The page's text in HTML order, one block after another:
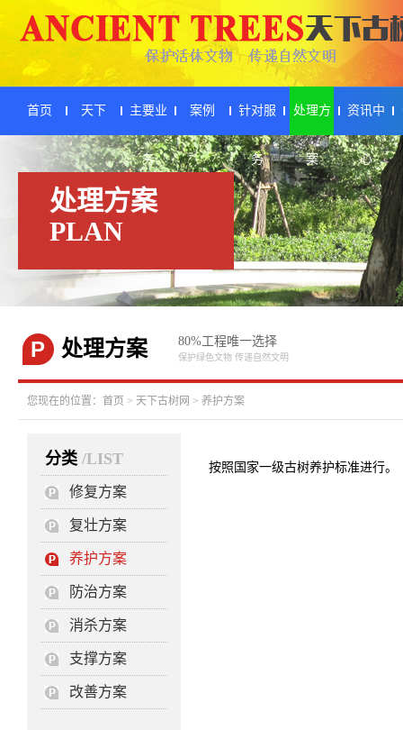
首页 天下 主要业
务
案例 针对服
务
处理方
案
资讯中
心
处理方案
PLAN
P 处理方案 80%工程唯一选择
保护绿色文物 传递自然文明
您现在的位置： 首页 > 天下古树网 > 养护方案
分类/LIST
修复方案
复壮方案
养护方案
防治方案
消杀方案
支撑方案
改善方案
按照国家一级古树养护标准进行。